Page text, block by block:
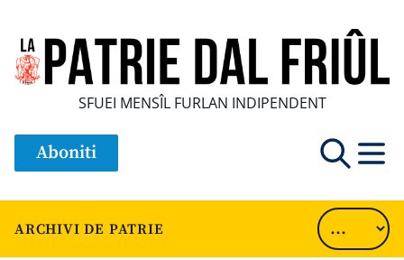
SFUEI MENSÎL FURLAN INDIPENDENT
Aboniti
ARCHIVI DE PATRIE